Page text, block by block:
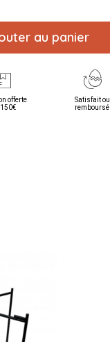
au panier
offerte
Satisfait ou
remboursé